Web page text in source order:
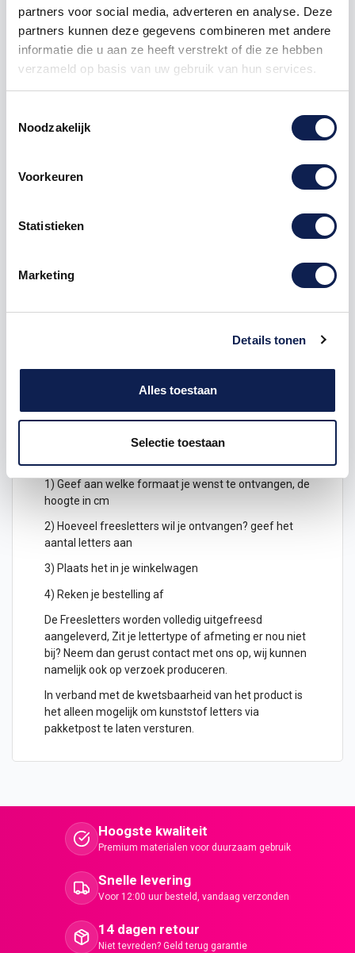
partners voor social media, adverteren en analyse. Deze
partners kunnen deze gegevens combineren met andere
informatie die u aan ze heeft verstrekt of die ze hebben
verzameld op basis van uw gebruik van hun services.
Noodzakelijk
Voorkeuren
Statistieken
Marketing
Details tonen
Alles toestaan
Selectie toestaan
200 € 4,84 € 968,00
750 € 2,90 € 5.082,00
Jet Black
De freesletter A is te bestellen vanaf een hoogte van
is altijd 8mm. Acrylaat is voor binnen en buiten
gebruik een perfecte kunststof. Hoe moet je dit
1) Geef aan welke formaat je wenst te ontvangen, de
hoogte in cm
2) Hoeveel freesletters wil je ontvangen? geef het
aantal letters aan
3) Plaats het in je winkelwagen
4) Reken je bestelling af
De Freesletters worden volledig uitgefreesd
aangeleverd, Zit je lettertype of afmeting er nou niet
bij? Neem dan gerust contact met ons op, wij kunnen
namelijk ook op verzoek produceren.
In verband met de kwetsbaarheid van het product is
het alleen mogelijk om kunststof letters via
pakketpost te laten versturen.
Hoogste kwaliteit
Premium materialen voor duurzaam gebruik
Snelle levering
Voor 12:00 uur besteld, vandaag verzonden
14 dagen retour
Niet tevreden? Geld terug garantie